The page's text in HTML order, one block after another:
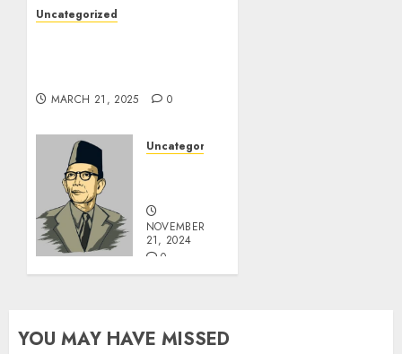
Uncategorized
MARCH 21, 2025 0
Uncategorized
NOVEMBER
21, 2024
0
YOU MAY HAVE MISSED